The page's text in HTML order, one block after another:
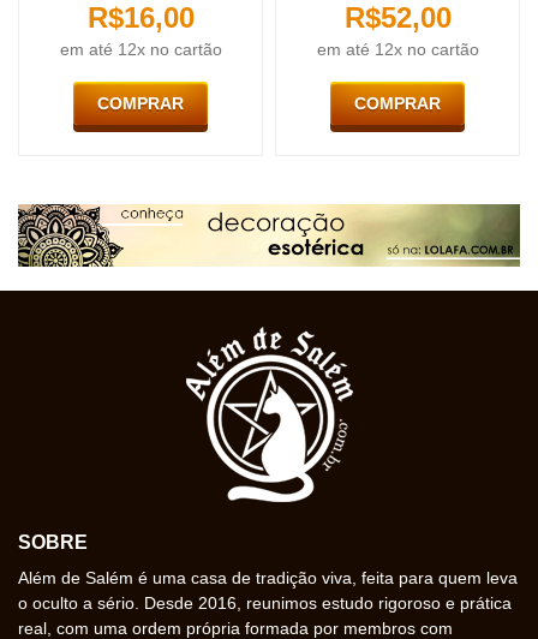
R$16,00
em até 12x no cartão
COMPRAR
R$52,00
em até 12x no cartão
COMPRAR
SOBRE
Além de Salém é uma casa de tradição viva, feita para quem leva
o oculto a sério. Desde 2016, reunimos estudo rigoroso e prática
real, com uma ordem própria formada por membros com